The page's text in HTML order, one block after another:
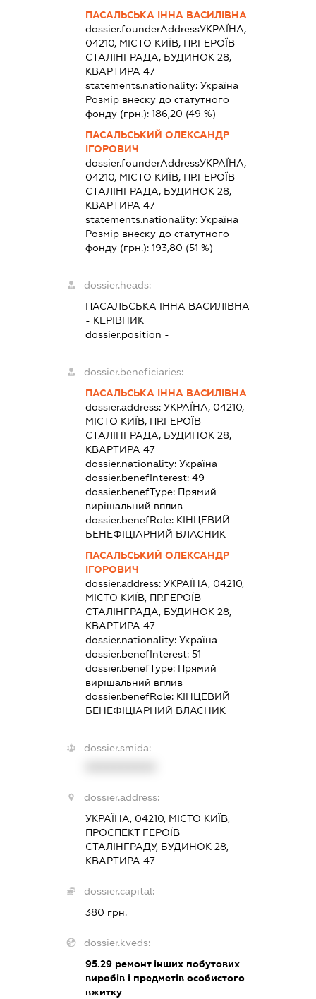
ПАСАЛЬСЬКА ІННА ВАСИЛІВНА
dossier.founderAddressУКРАЇНА,
04210, МІСТО КИЇВ, ПР.ГЕРОЇВ
СТАЛІНГРАДА, БУДИНОК 28,
КВАРТИРА 47
statements.nationality: Україна
Розмір внеску до статутного
фонду (грн.): 186,20 (49 %)
ПАСАЛЬСЬКИЙ ОЛЕКСАНДР
ІГОРОВИЧ
dossier.founderAddressУКРАЇНА,
04210, МІСТО КИЇВ, ПР.ГЕРОЇВ
СТАЛІНГРАДА, БУДИНОК 28,
КВАРТИРА 47
statements.nationality: Україна
Розмір внеску до статутного
фонду (грн.): 193,80 (51 %)
dossier.heads:
ПАСАЛЬСЬКА ІННА ВАСИЛІВНА
- КЕРІВНИК
dossier.position -
dossier.beneficiaries:
ПАСАЛЬСЬКА ІННА ВАСИЛІВНА
dossier.address: УКРАЇНА, 04210,
МІСТО КИЇВ, ПР.ГЕРОЇВ
СТАЛІНГРАДА, БУДИНОК 28,
КВАРТИРА 47
dossier.nationality: Україна
dossier.benefInterest: 49
dossier.benefType: Прямий
вирішальний вплив
dossier.benefRole: КІНЦЕВИЙ
БЕНЕФІЦІАРНИЙ ВЛАСНИК
ПАСАЛЬСЬКИЙ ОЛЕКСАНДР
ІГОРОВИЧ
dossier.address: УКРАЇНА, 04210,
МІСТО КИЇВ, ПР.ГЕРОЇВ
СТАЛІНГРАДА, БУДИНОК 28,
КВАРТИРА 47
dossier.nationality: Україна
dossier.benefInterest: 51
dossier.benefType: Прямий
вирішальний вплив
dossier.benefRole: КІНЦЕВИЙ
БЕНЕФІЦІАРНИЙ ВЛАСНИК
dossier.smida:
dossier.address:
УКРАЇНА, 04210, МІСТО КИЇВ,
ПРОСПЕКТ ГЕРОЇВ
СТАЛІНГРАДУ, БУДИНОК 28,
КВАРТИРА 47
dossier.capital:
380 грн.
dossier.kveds:
95.29ремонт інших побутових
виробів і предметів особистого
вжитку